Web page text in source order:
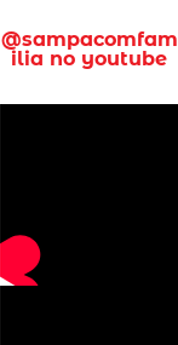
@sampacomfam
ilia no youtube